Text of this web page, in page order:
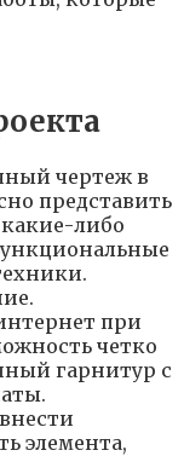
чертеж в
представить
либо
при
четко
гарнитур с
элемента,